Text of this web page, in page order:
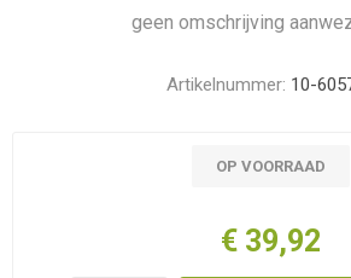
geen omschrijving
Artikelnummer: 10-
OP VOORRAAD
€ 39,92